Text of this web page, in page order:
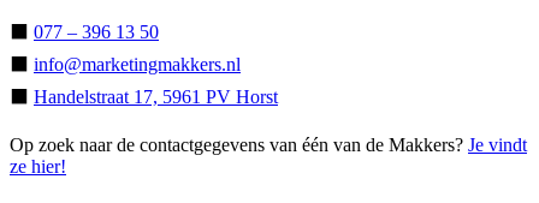
077 – 396 13 50
info@marketingmakkers.nl
Handelstraat 17, 5961 PV Horst
Op zoek naar de contactgegevens van één van de Makkers? Je vindt
ze hier!